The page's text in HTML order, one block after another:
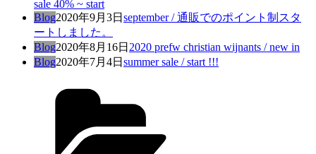
sale 40% ~ start
Blog2020年9月3日 september / 通販でのポイント制スタ
ートしました。
Blog2020年8月16日 2020 prefw christian wijnants / new in
Blog2020年7月4日 summer sale / start !!!